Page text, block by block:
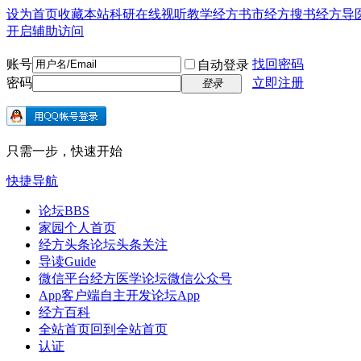
设为首页收藏本站科研在线视听教学经方书市经方搜书经方导
开启辅助访问
账号 自动登录 找回密码
密码
登录 立即注册
只需一步，快速开始
快捷导航
论坛BBS
家园个人首页
经方头条论坛头条关注
导读Guide
微信平台经方医学论坛微信公众号
App客户端自主开发论坛App
经方百科
全站首页回到全站首页
认证